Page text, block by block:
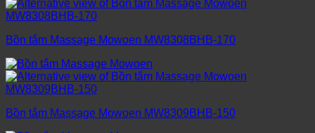
Bồn tắm Massage Mowoen MW8308BHB-170
Bồn tắm Massage Mowoen MW8309BHB-150